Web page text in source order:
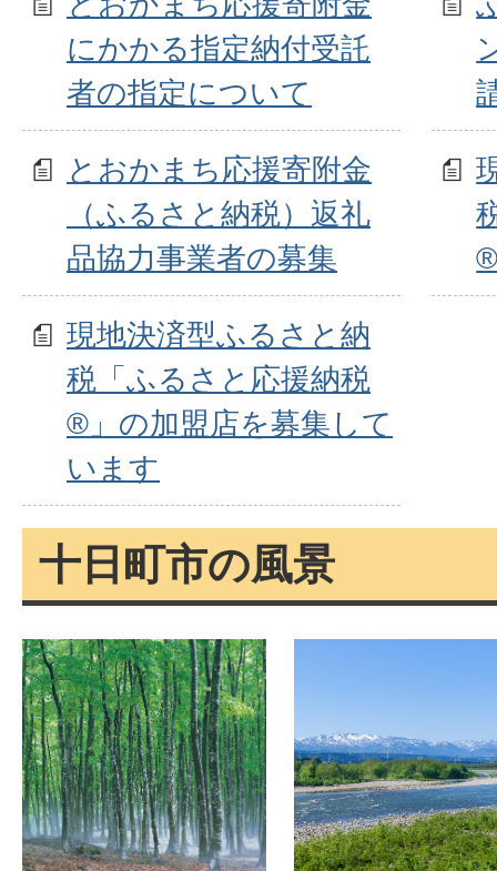
にかかる指定納付受託
者の指定について
とおかまち応援寄附金
（ふるさと納税）返礼
品協力事業者の募集
現地決済型ふるさと納
税「ふるさと応援納税
®」の加盟店を募集して
います
十日町市の風景